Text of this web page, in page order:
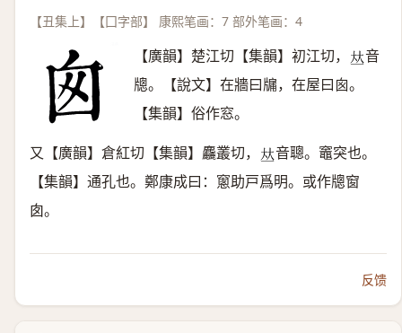
【丑集上】【囗字部】 康熙笔画：7 部外笔画：4
【廣韻】楚江切【集韻】初江切， 𠀤音
牕。【說文】在牆曰牖，在屋曰囪。
【集韻】俗作窓。
又【廣韻】倉紅切【集韻】麤叢切， 𠀤音聰。竈突也。
【集韻】通孔也。鄭康成曰：窻助戸爲明。或作牕窗
囱。
反馈